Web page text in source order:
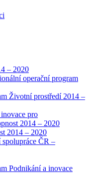
– 2020
operační program
Životní prostředí 2014 –
pro
2014 – 2020
2014 – 2020
spolupráce ČR –
Podnikání a inovace